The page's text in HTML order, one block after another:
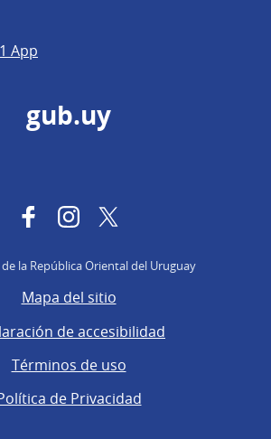
App
gub.uy
FacebookInstagram
la República Oriental del Uruguay
Mapa del sitio
de accesibilidad
Términos de uso
de Privacidad